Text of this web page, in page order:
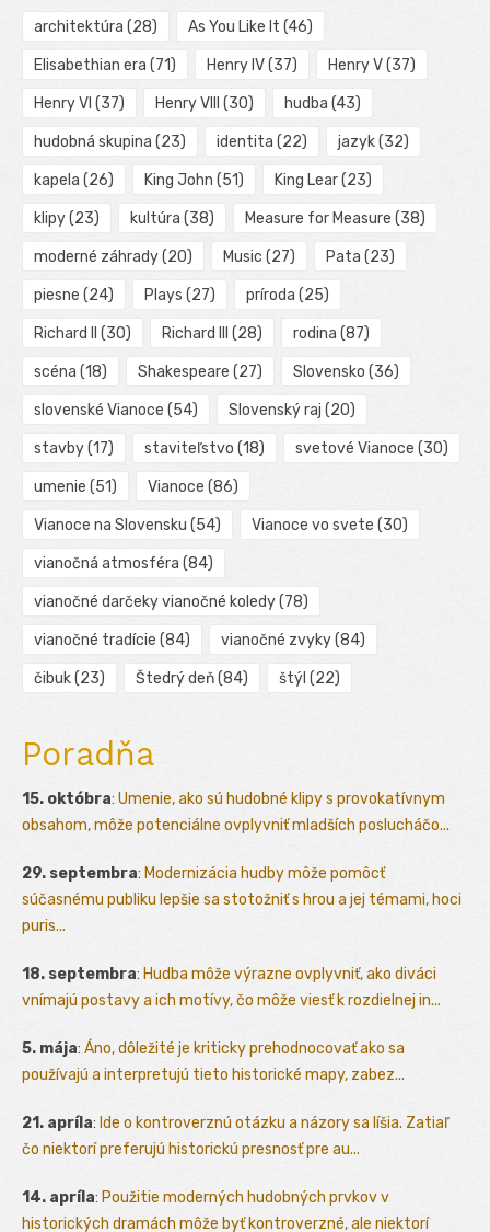
architektúra (28) As You Like It (46)
Elisabethian era (71) Henry IV(37) Henry V(37)
Henry VI (37) Henry VIII (30) hudba (43)
hudobná skupina (23) identita (22) jazyk(32)
kapela (26) King John (51) King Lear(23)
klipy(23) kultúra (38) Measure for Measure (38)
moderné záhrady(20) Music (27) Pata (23)
piesne (24) Plays (27) príroda (25)
Richard II (30) Richard III (28) rodina (87)
scéna (18) Shakespeare (27) Slovensko (36)
slovenské Vianoce (54) Slovenský raj (20)
stavby(17) staviteľstvo (18) svetové Vianoce (30)
umenie (51) Vianoce (86)
Vianoce na Slovensku (54) Vianoce vo svete (30)
vianočná atmosféra (84)
vianočné darčeky vianočné koledy(78)
vianočné tradície (84) vianočné zvyky(84)
čibuk(23) Štedrý deň(84) štýl (22)
Poradňa
15. októbra: Umenie, ako sú hudobné klipy s provokatívnym
obsahom, môže potenciálne ovplyvniť mladších poslucháčo...
29. septembra: Modernizácia hudby môže pomôcť
súčasnému publiku lepšie sa stotožniť s hrou a jej témami, hoci
puris...
18. septembra: Hudba môže výrazne ovplyvniť, ako diváci
vnímajú postavy a ich motívy, čo môže viesť k rozdielnej in...
5. mája: Áno, dôležité je kriticky prehodnocovať ako sa
používajú a interpretujú tieto historické mapy, zabez...
21. apríla: Ide o kontroverznú otázku a názory sa líšia. Zatiaľ
čo niektorí preferujú historickú presnosť pre au...
14. apríla: Použitie moderných hudobných prvkov v
historických dramách môže byť kontroverzné, ale niektorí